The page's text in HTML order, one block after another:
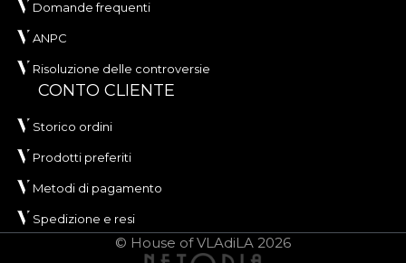
utilizare.
Materialul beneficiază de tratament
Repellentși proprietățiFire Retardant
alegere potrivită pentru spații rezidențiale și
performanța materialelor. În plus, este certificat
OEKO-TEX Standard 100
ORIGIN are o lățime de aproximativ
se remarcă prin rezistență foarte bună la
abraziune, de100.000 rubs, ceea ce îl recomandă
pentru tapițerie folosită frecvent. Materialul are, de
Domande frequenti
ANPC
Risoluzione delle controversie
CONTO CLIENTE
Storico ordini
Prodotti preferiti
Metodi di pagamento
Spedizione e resi
© House of VLAdiLA 2026